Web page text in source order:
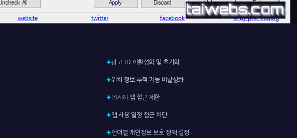
✦광고 ID 비활성화 및 초기화
✦위치 정보 추적 기능 비활성화
✦메시지 앱 접근 제한
✦앱 사용 일정 접근 차단
✦언어별 개인정보 보호 정책 설정